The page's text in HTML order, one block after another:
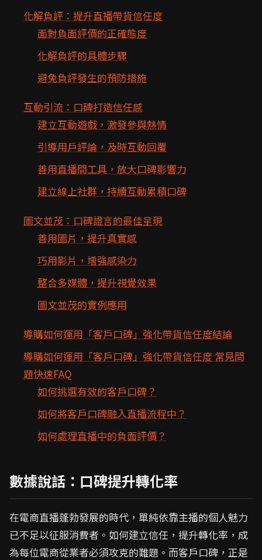
化解負評：提升直播帶貨信任度
面對負面評價的正確態度
化解負評的具體步驟
避免負評發生的預防措施
互動引流：口碑打造信任感
建立互動遊戲，激發參與熱情
引導用戶評論，及時互動回覆
善用直播間工具，放大口碑影響力
建立線上社群，持續互動累積口碑
圖文並茂：口碑證言的最佳呈現
善用圖片，提升真實感
巧用影片，增強感染力
整合多媒體，提升視覺效果
圖文並茂的實例應用
導購如何運用「客戶口碑」強化帶貨信任度結論
導購如何運用「客戶口碑」強化帶貨信任度 常見問
題快速FAQ
如何挑選有效的客戶口碑？
如何將客戶口碑融入直播流程中？
如何處理直播中的負面評價？
數據說話：口碑提升轉化率
在電商直播蓬勃發展的時代，單純依靠主播的個人魅力
已不足以征服消費者。如何建立信任，提升轉化率，成
為每位電商從業者必須攻克的難題。而客戶口碑，正是